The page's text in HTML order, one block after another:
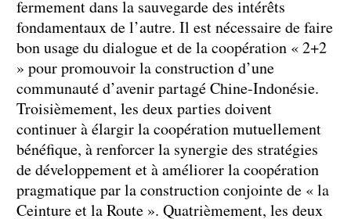
fermement dans la sauvegarde des intérêts
fondamentaux de l’autre. Il est nécessaire de faire
bon usage du dialogue et de la coopération « 2+2
» pour promouvoir la construction d’une
communauté d’avenir partagé Chine-Indonésie.
Troisièmement, les deux parties doivent
continuer à élargir la coopération mutuellement
bénéfique, à renforcer la synergie des stratégies
de développement et à améliorer la coopération
pragmatique par la construction conjointe de « la
Ceinture et la Route ». Quatrièmement, les deux